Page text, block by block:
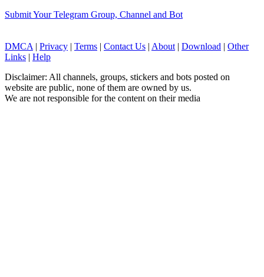
Submit Your Telegram Group, Channel and Bot
DMCA | Privacy | Terms | Contact Us | About | Download | Other
Links | Help
Disclaimer: All channels, groups, stickers and bots posted on
website are public, none of them are owned by us.
We are not responsible for the content on their media